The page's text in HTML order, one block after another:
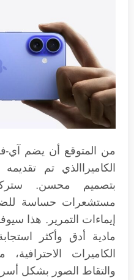
الكاميراالذي تم
بتصميم محسن.
مستشعرات حساسة
إيماءات التمرير. هذا
مادية أدق وأكثر
الكاميرات
والتقاط الصور بشكل